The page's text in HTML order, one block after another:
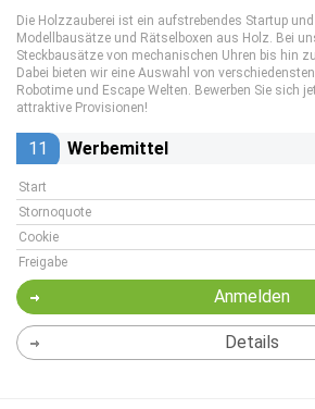
Die Holzzauberei ist ein aufstrebendes Startup
Modellbausätze und Rätselboxen aus Holz. Bei
Steckbausätze von mechanischen Uhren bis hin
Dabei bieten wir eine Auswahl von
Robotime und Escape Welten. Bewerben Sie sich
attraktive Provisionen!
11 Werbemittel
Start
Stornoquote
Cookie
Freigabe
Anmelden
Details